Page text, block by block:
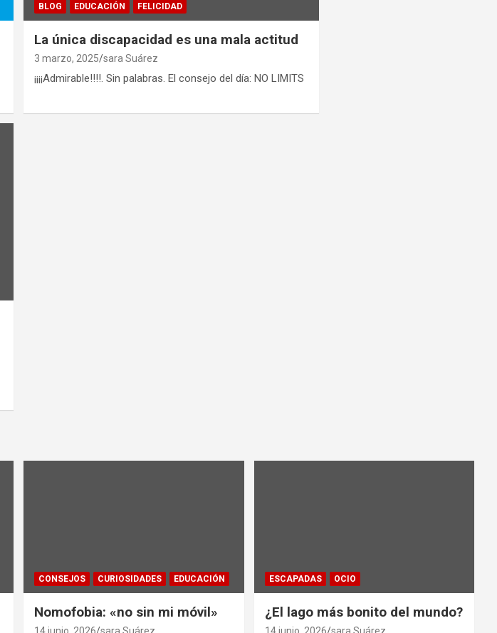
BLOG EDUCACIÓN FELICIDAD
La única discapacidad es una mala actitud
3 marzo, 2025 sara Suárez
¡¡¡¡Admirable!!!!. Sin palabras. El consejo del día: NO LIMITS
CONSEJOS CURIOSIDADES EDUCACIÓN
Nomofobia: «no sin mi móvil»
14 junio, 2026 sara Suárez
ESCAPADAS OCIO
¿El lago más bonito del mundo?
14 junio, 2026 sara Suárez